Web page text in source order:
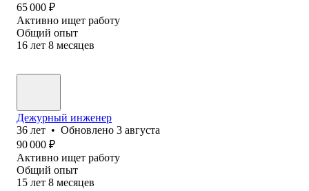
65 000 ₽
Активно ищет работу
Общий опыт
16 лет 8 месяцев
Дежурный инженер
36 лет • Обновлено 3 августа
90 000 ₽
Активно ищет работу
Общий опыт
15 лет 8 месяцев